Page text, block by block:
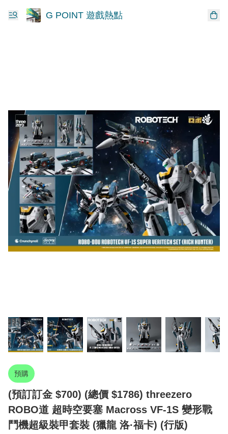
G POINT 遊戲熱點
預購
(預訂訂金 $700) (總價 $1786) threezero
ROBO道 超時空要塞 Macross VF-1S 變形戰
鬥機超級裝甲套裝 (獵龍 洛·福卡) (行版)